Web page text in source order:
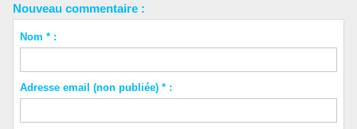
Nouveau commentaire :
Nom * :
Adresse email (non publiée) * :